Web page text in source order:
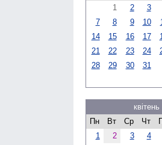
1
2 3
7
8 9 10
14
15 16 17
21
22 23 24
28
29 30 31
квітень
Пн
Вт Ср Чт
1
2 3 4